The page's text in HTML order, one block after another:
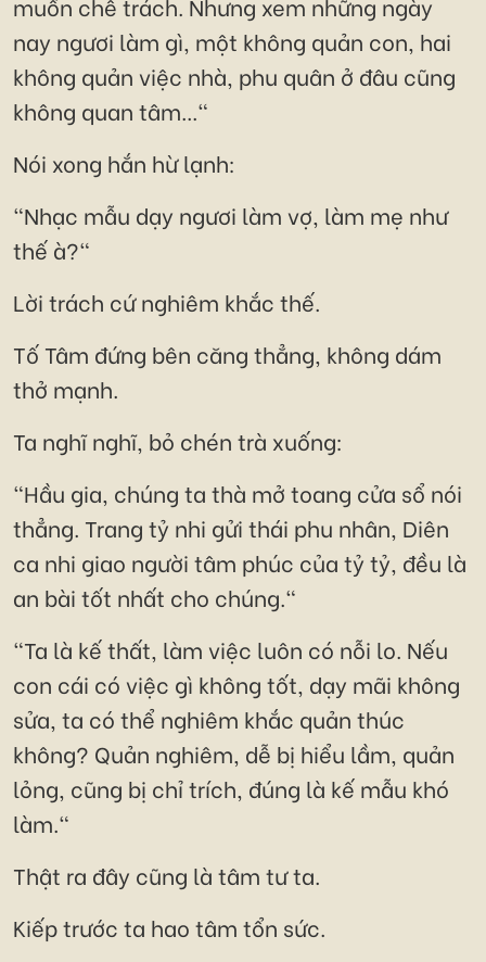
nay ngươi làm gì, một không quản con, hai
không quản việc nhà, phu quân ở đâu cũng
không quan tâm..."
Nói xong hắn hừ lạnh:
"Nhạc mẫu dạy ngươi làm vợ, làm mẹ như
thế à?"
Lời trách cứ nghiêm khắc thế.
Tố Tâm đứng bên căng thẳng, không dám
thở mạnh.
Ta nghĩ nghĩ, bỏ chén trà xuống:
"Hầu gia, chúng ta thà mở toang cửa sổ nói
thẳng. Trang tỷ nhi gửi thái phu nhân, Diên
ca nhi giao người tâm phúc của tỷ tỷ, đều là
an bài tốt nhất cho chúng."
"Ta là kế thất, làm việc luôn có nỗi lo. Nếu
con cái có việc gì không tốt, dạy mãi không
sửa, ta có thể nghiêm khắc quản thúc
không? Quản nghiêm, dễ bị hiểu lầm, quản
lỏng, cũng bị chỉ trích, đúng là kế mẫu khó
làm."
Thật ra đây cũng là tâm tư ta.
Kiếp trước ta hao tâm tổn sức.